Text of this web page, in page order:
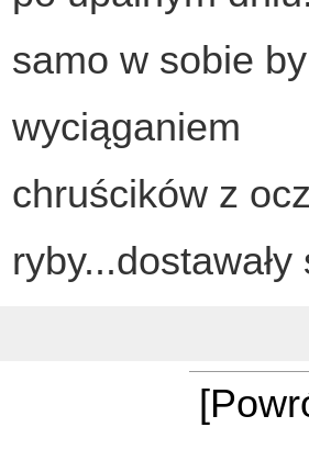
samo w sobie
wyciąganiem
chruścików z